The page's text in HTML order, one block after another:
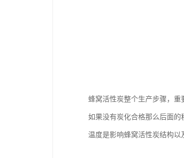
蜂窝活性炭整个生产步骤，重
如果没有炭化合格那么后面
温度是影响蜂窝活性炭结构以